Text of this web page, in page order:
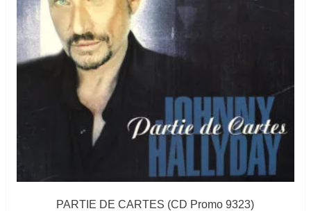
PARTIE DE CARTES (CD Promo 9323)